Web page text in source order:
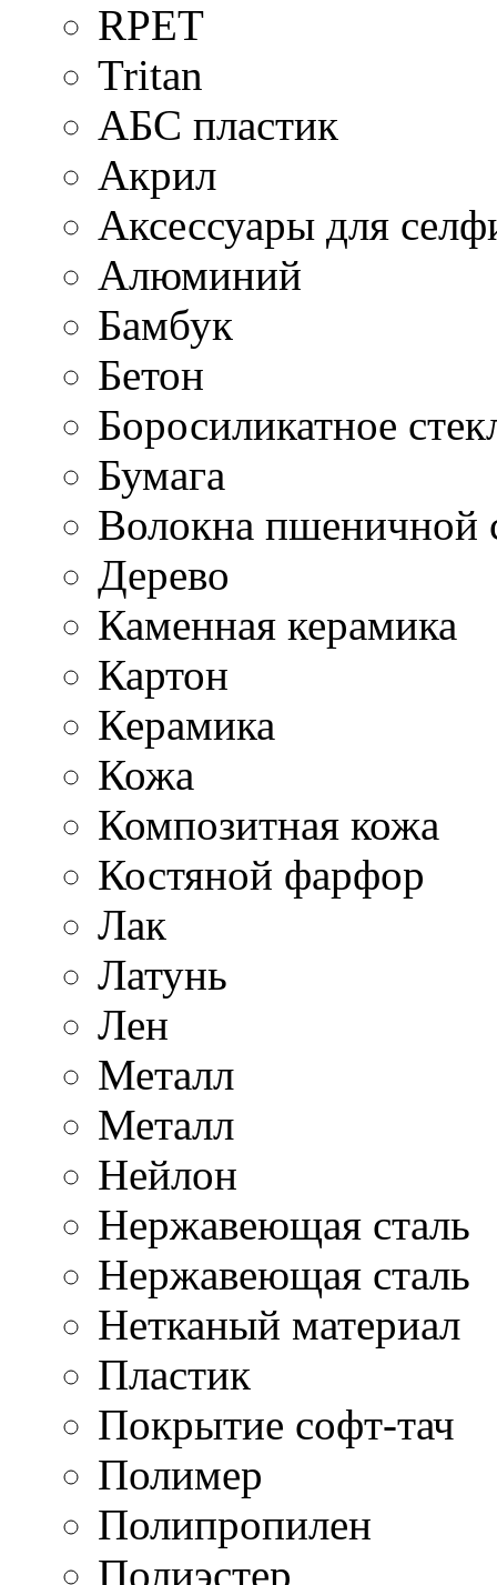
RPET
Tritan
АБС пластик
Акрил
Аксессуары для
Алюминий
Бамбук
Бетон
Боросиликатное
Бумага
Волокна пшеничной
Дерево
Каменная керамика
Картон
Керамика
Кожа
Композитная кожа
Костяной фарфор
Лак
Латунь
Лен
Металл
Металл
Нейлон
Нержавеющая cталь
Нержавеющая сталь
Нетканый материал
Пластик
Покрытие софт-тач
Полимер
Полипропилен
Полиэстер